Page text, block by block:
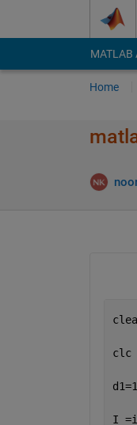
MATLAB
Home
clc
I